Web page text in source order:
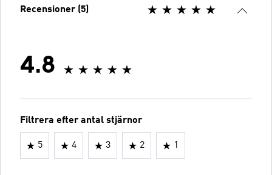
Recensioner (5)
4.8
Filtrera efter antal stjärnor
5 4 3 2 1